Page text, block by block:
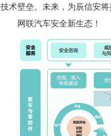
技术壁垒。未来，为辰信安
网联汽车安全新生态！